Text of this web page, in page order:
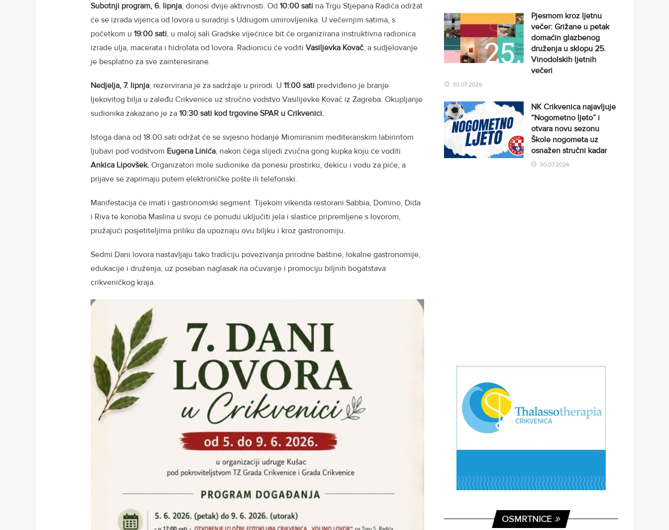
Subotnji program, 6. lipnja, donosi dvije aktivnosti. Od 10:00 sati na Trgu Stjepana Radića održat
će se izrada vijenca od lovora u suradnji s Udrugom umirovljenika. U večernjim satima, s
početkom u 19:00 sati, u maloj sali Gradske vijećnice bit će organizirana instruktivna radionica
izrade ulja, macerata i hidrolata od lovora. Radionicu će voditi Vasiljevka Kovač, a sudjelovanje
je besplatno za sve zainteresirane.
Nedjelja, 7. lipnja, rezervirana je za sadržaje u prirodi. U 11:00 sati predviđeno je branje
ljekovitog bilja u zaleđu Crikvenice uz stručno vodstvo Vasilijevke Kovač iz Zagreba. Okupljanje
sudionika zakazano je za 10:30 sati kod trgovine SPAR u Crikvenici.
Istoga dana od 18:00 sati održat će se svjesno hodanje Miomirisnim mediteranskim labirintom
ljubavi pod vodstvom Eugena Linića, nakon čega slijedi zvučna gong kupka koju će voditi
Ankica Lipovšek. Organizatori mole sudionike da ponesu prostirku, dekicu i vodu za piće, a
prijave se zaprimaju putem elektroničke pošte ili telefonski.
Manifestacija će imati i gastronomski segment. Tijekom vikenda restorani Sabbia, Domino, Dida
i Riva te konoba Maslina u svoju će ponudu uključiti jela i slastice pripremljene s lovorom,
pružajući posjetiteljima priliku da upoznaju ovu biljku i kroz gastronomiju.
Sedmi Dani lovora nastavljaju tako tradiciju povezivanja prirodne baštine, lokalne gastronomije,
edukacije i druženja, uz poseban naglasak na očuvanje i promociju biljnih bogatstava
crikveničkog kraja.
Pjesmom kroz ljetnu
večer: Grižane u petak
domaćin glazbenog
druženja u sklopu 25.
Vinodolskih ljetnih
večeri
30.07.2026
NK Crikvenica najavljuje
“Nogometno ljeto” i
otvara novu sezonu
Škole nogometa uz
osnažen stručni kadar
30.07.2026
OSMRTNICE